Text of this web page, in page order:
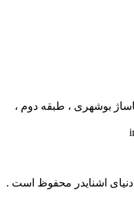
بوشهری ، طبقه دوم ،
اشنایدر محفوظ است .